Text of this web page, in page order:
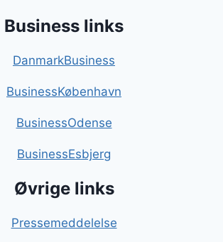
Business links
DanmarkBusiness
BusinessKøbenhavn
BusinessOdense
BusinessEsbjerg
Øvrige links
Pressemeddelelse